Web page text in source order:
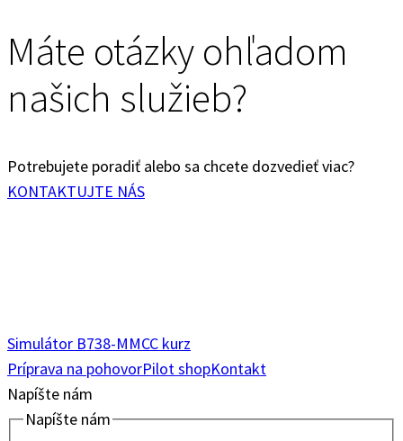
Máte otázky ohľadom
našich služieb?
Potrebujete poradiť alebo sa chcete dozvedieť viac?
KONTAKTUJTE NÁS
Simulátor B738-MMCC kurz
Príprava na pohovorPilot shopKontakt
Napíšte nám
Napíšte nám